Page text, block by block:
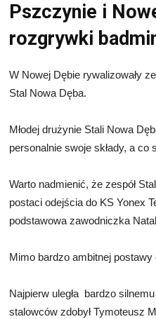
Pszczynie i
rozgrywki
W Nowej Dębie rywalizowały
Stal Nowa Dęba.
Młodej drużynie Stali Nowa
personalnie swoje składy, a
Warto nadmienić, że zespół
postaci odejścia do KS Yonex
podstawowa zawodniczka
Mimo bardzo ambitnej postawy
Najpierw uległa bardzo
stalowców zdobył Tymoteusz